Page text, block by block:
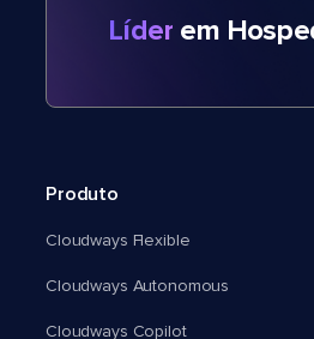
Líder em
Produto
Cloudways Flexible
Cloudways Autonomous
Cloudways Copilot